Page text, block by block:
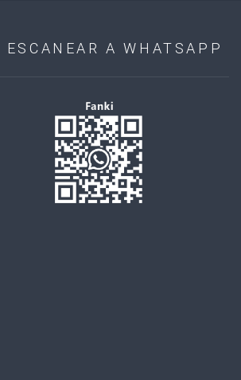
ESCANEAR A WHATSAPP